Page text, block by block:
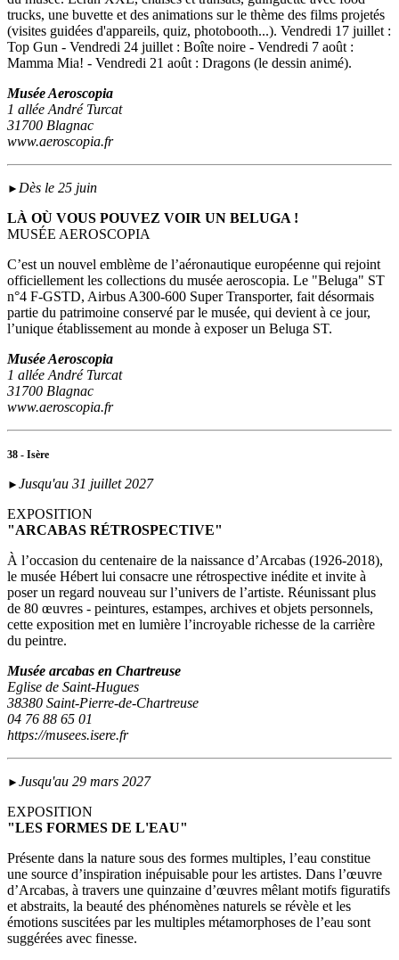
trucks, une buvette et des animations sur le thème des films projetés
(visites guidées d'appareils, quiz, photobooth...). Vendredi 17 juillet :
Top Gun - Vendredi 24 juillet : Boîte noire - Vendredi 7 août :
Mamma Mia! - Vendredi 21 août : Dragons (le dessin animé).
Musée Aeroscopia
1 allée André Turcat
31700 Blagnac
www.aeroscopia.fr
► Dès le 25 juin
LÀ OÙ VOUS POUVEZ VOIR UN BELUGA !
MUSÉE AEROSCOPIA
C’est un nouvel emblème de l’aéronautique européenne qui rejoint
officiellement les collections du musée aeroscopia. Le "Beluga" ST
n°4 F-GSTD, Airbus A300-600 Super Transporter, fait désormais
partie du patrimoine conservé par le musée, qui devient à ce jour,
l’unique établissement au monde à exposer un Beluga ST.
Musée Aeroscopia
1 allée André Turcat
31700 Blagnac
www.aeroscopia.fr
38 - Isère
► Jusqu'au 31 juillet 2027
EXPOSITION
"ARCABAS RÉTROSPECTIVE"
À l’occasion du centenaire de la naissance d’Arcabas (1926-2018),
le musée Hébert lui consacre une rétrospective inédite et invite à
poser un regard nouveau sur l’univers de l’artiste. Réunissant plus
de 80 œuvres - peintures, estampes, archives et objets personnels,
cette exposition met en lumière l’incroyable richesse de la carrière
du peintre.
Musée arcabas en Chartreuse
Eglise de Saint-Hugues
38380 Saint-Pierre-de-Chartreuse
04 76 88 65 01
https://musees.isere.fr
► Jusqu'au 29 mars 2027
EXPOSITION
"LES FORMES DE L'EAU"
Présente dans la nature sous des formes multiples, l’eau constitue
une source d’inspiration inépuisable pour les artistes. Dans l’œuvre
d’Arcabas, à travers une quinzaine d’œuvres mêlant motifs figuratifs
et abstraits, la beauté des phénomènes naturels se révèle et les
émotions suscitées par les multiples métamorphoses de l’eau sont
suggérées avec finesse.